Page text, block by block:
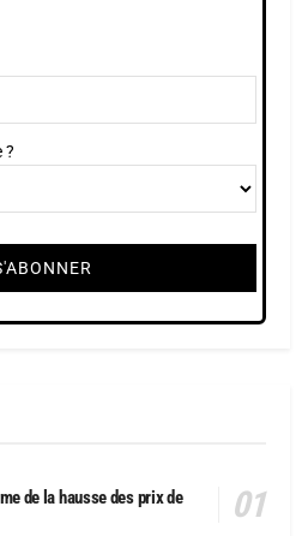
?
de la hausse des prix de